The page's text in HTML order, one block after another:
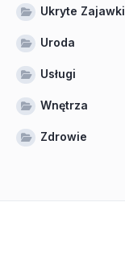
Ukryte Zajawki
Uroda
Usługi
Wnętrza
Zdrowie